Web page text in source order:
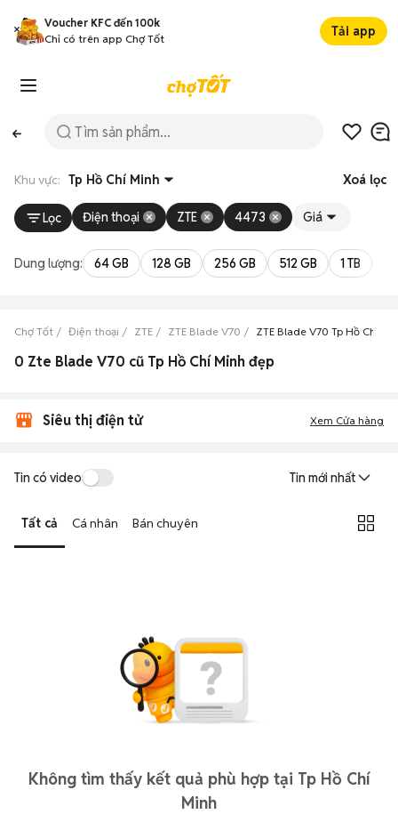
Voucher KFC đến 100k
Chỉ có trên app Chợ Tốt
Tải app
Khu vực: Tp Hồ Chí Minh Xoá lọc
Lọc Điện thoại ZTE 4473 Giá
Dung lượng: 64 GB 128 GB 256 GB 512 GB 1 TB
Chợ Tốt Điện thoại ZTE ZTE Blade V70 ZTE Blade V70 Tp Hồ Chí
0 Zte Blade V70 cũ Tp Hồ Chí Minh đẹp
Siêu thị điện tử Xem Cửa hàng
Tin có video Tin mới nhất
Tất cả Cá nhân Bán chuyên
Không tìm thấy kết quả phù hợp tại Tp Hồ Chí
Minh